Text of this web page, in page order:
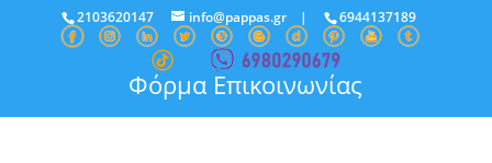
2103620147 info@pappas.gr| 6944137189
Φόρμα Επικοινωνίας